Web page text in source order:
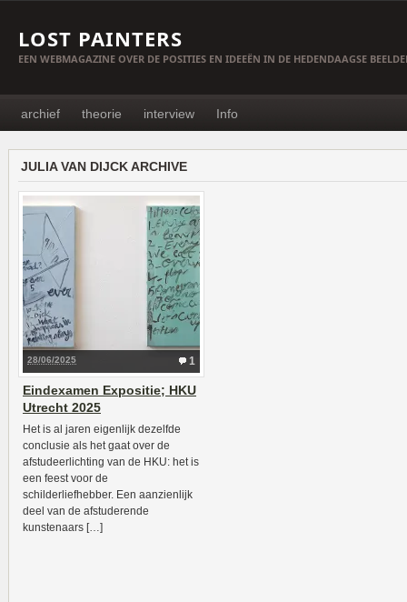
LOST PAINTERS
EEN WEBMAGAZINE OVER DE POSITIES EN IDEEËN IN DE HEDENDAAGSE
archief theorie interview Info
JULIA VAN DIJCK ARCHIVE
1
28/06/2025
Eindexamen Expositie; HKU
Utrecht 2025
Het is al jaren eigenlijk dezelfde
conclusie als het gaat over de
afstudeerlichting van de HKU: het is
een feest voor de
schilderliefhebber. Een aanzienlijk
deel van de afstuderende
kunstenaars […]